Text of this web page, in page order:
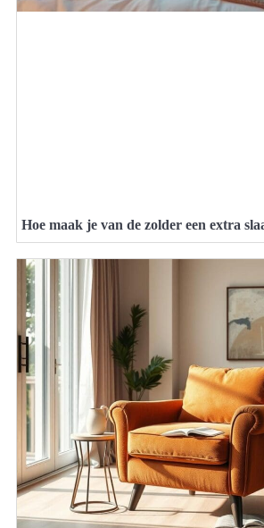
Hoe maak je van de zolder een extra